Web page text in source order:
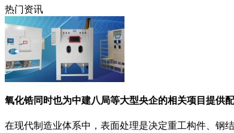
热门资讯
氧化锆同时也为中建八局等大型央企的相关项目提供
在现代制造业体系中，表面处理是决定重工构件、钢